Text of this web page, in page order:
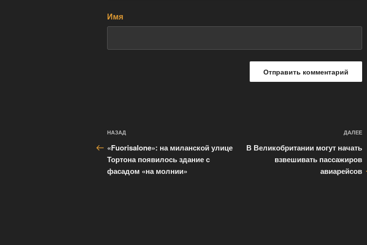
Имя
Навигация
по
записям
Предыдущая
запись:
НАЗАД
«Fuorisalone»: на миланской улице
Тортона появилось здание с
фасадом «на молнии»
ДАЛЕЕ
В Великобритании могут начать
взвешивать пассажиров
авиарейсов